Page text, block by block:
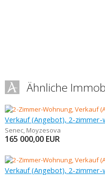
Ähnliche
Verkauf (Angebot), 2-zimmer-
Senec, Moyzesova
165 000,00 EUR
Verkauf (Angebot), 2-zimmer-